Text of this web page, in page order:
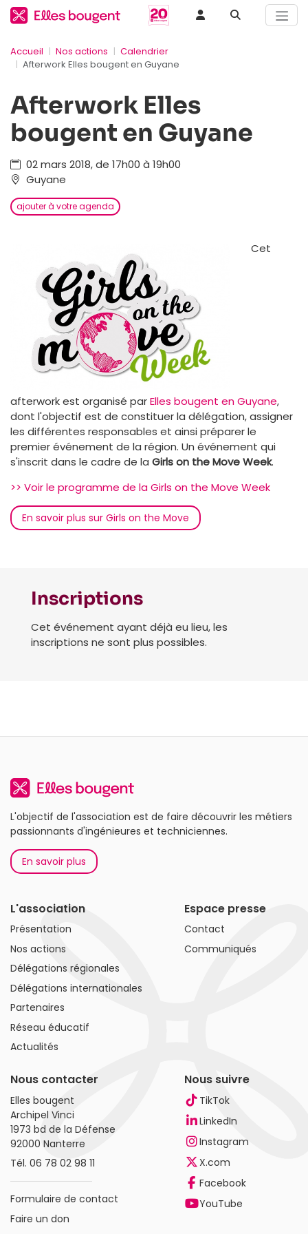
Accueil Nos actions
Calendrier
Afterwork Elles bougent en Guyane
Afterwork Elles
bougent en Guyane
02 mars 2018, de 17h00 à 19h00
Guyane
ajouter à votre agenda
Cet
afterwork est organisé parElles bougent en Guyane,
dont l'objectif est de constituer la délégation, assigner
les différentes responsables et ainsi préparer le
premier événement de la région. Un événement qui
s'inscrit dans le cadre de la Girls on the Move Week.
>> Voir le programme de la Girls on the Move Week
En savoir plus sur Girls on the Move
Inscriptions
Cet événement ayant déjà eu lieu, les
inscriptions ne sont plus possibles.
L'objectif de l'association est de faire découvrir les métiers
passionnants d'ingénieures et techniciennes.
En savoir plus
L'association
Présentation
Nos actions
Délégations régionales
Délégations internationales
Partenaires
Réseau éducatif
Actualités
Espace presse
Contact
Communiqués
Nous contacter
Elles bougent
Archipel Vinci
1973 bd de la Défense
92000 Nanterre
Tél. 06 78 02 98 11
Formulaire de contact
Faire un don
Nous suivre
TikTok
LinkedIn
Instagram
X.com
Facebook
YouTube